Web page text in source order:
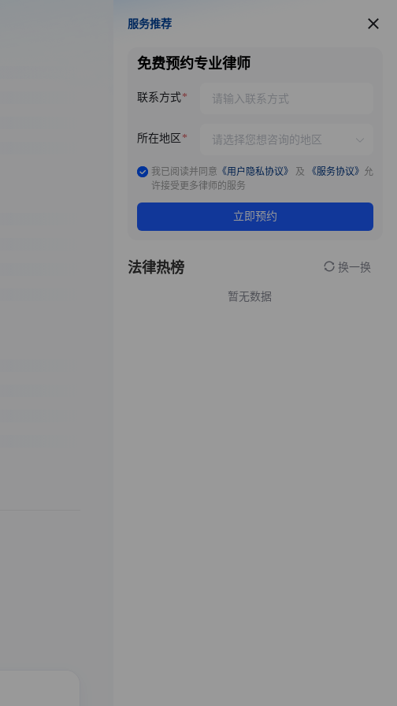
服务推荐
服务推荐
免费预约专业律师
联系方式
所在地区
我已阅读并同意 《用户隐私协议》 及 《服务协议》 允
许接受更多律师的服务
立即预约
法律热榜 换一换
暂无数据